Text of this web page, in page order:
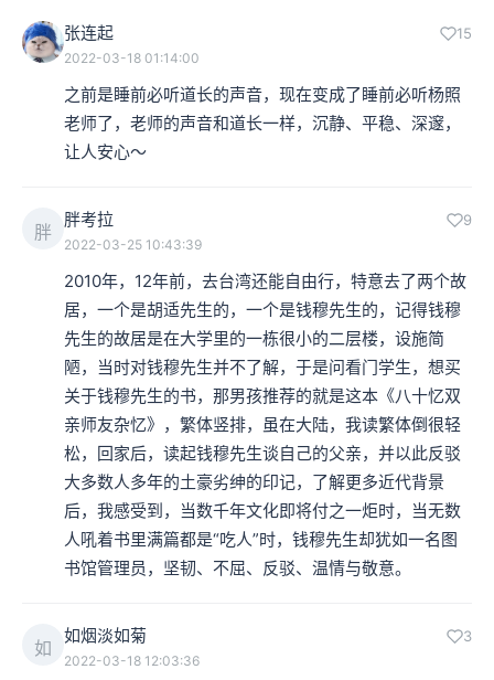
张连起 15
2022-03-18 01:14:00
之前是睡前必听道长的声音，现在变成了睡前必听杨照
老师了，老师的声音和道长一样，沉静、平稳、深邃，
让人安心～
胖
胖考拉 9
2022-03-25 10:43:39
2010年，12年前，去台湾还能自由行，特意去了两个故
居，一个是胡适先生的，一个是钱穆先生的，记得钱穆
先生的故居是在大学里的一栋很小的二层楼，设施简
陋，当时对钱穆先生并不了解，于是问看门学生，想买
关于钱穆先生的书，那男孩推荐的就是这本《八十忆双
亲师友杂忆》，繁体竖排，虽在大陆，我读繁体倒很轻
松，回家后，读起钱穆先生谈自己的父亲，并以此反驳
大多数人多年的土豪劣绅的印记，了解更多近代背景
后，我感受到，当数千年文化即将付之一炬时，当无数
人吼着书里满篇都是“吃人”时，钱穆先生却犹如一名图
书馆管理员，坚韧、不屈、反驳、温情与敬意。
如
如烟淡如菊 3
2022-03-18 12:03:36